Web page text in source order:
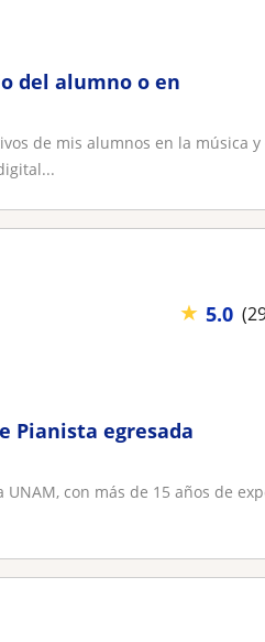
del alumno o en
de mis alumnos en la música y
★ 5.0
Pianista egresada
con más de 15 años de